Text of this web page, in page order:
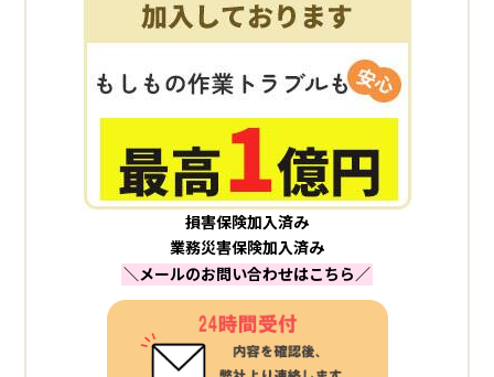
損害保険加入済み
業務災害保険加入済み
＼メールのお問い合わせはこちら／